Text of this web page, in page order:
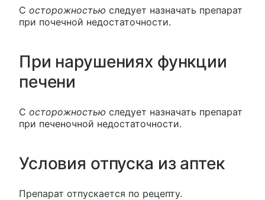
С осторожностью следует назначать препарат
при почечной недостаточности.
При нарушениях функции
печени
С осторожностью следует назначать препарат
при печеночной недостаточности.
Условия отпуска из аптек
Препарат отпускается по рецепту.